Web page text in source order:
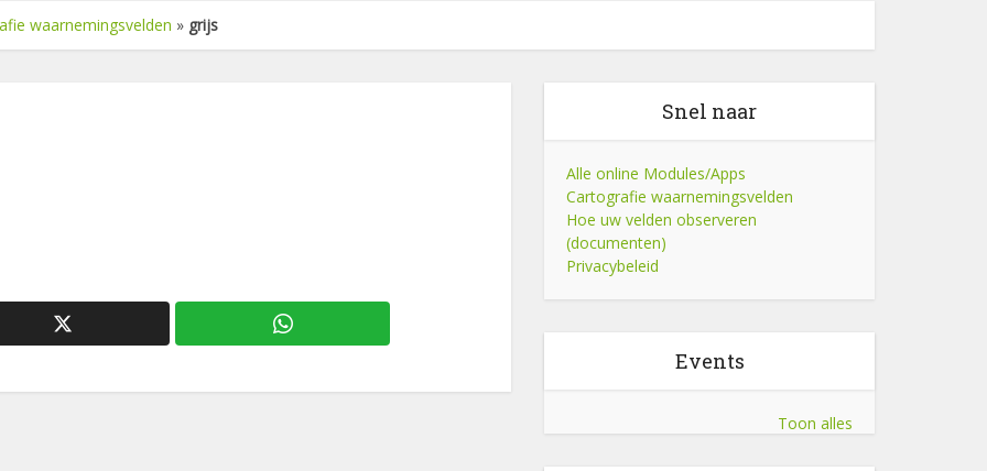
waarnemingsvelden » grijs
Snel naar
Alle online Modules/Apps
Cartografie waarnemingsvelden
Hoe uw velden observeren
(documenten)
Privacybeleid
Events
Toon alles